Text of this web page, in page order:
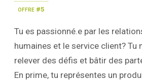
offre #5
Tu es passionné.e par les
humaines et le service client? Tu
relever des défis et bâtir des
En prime, tu représentes un